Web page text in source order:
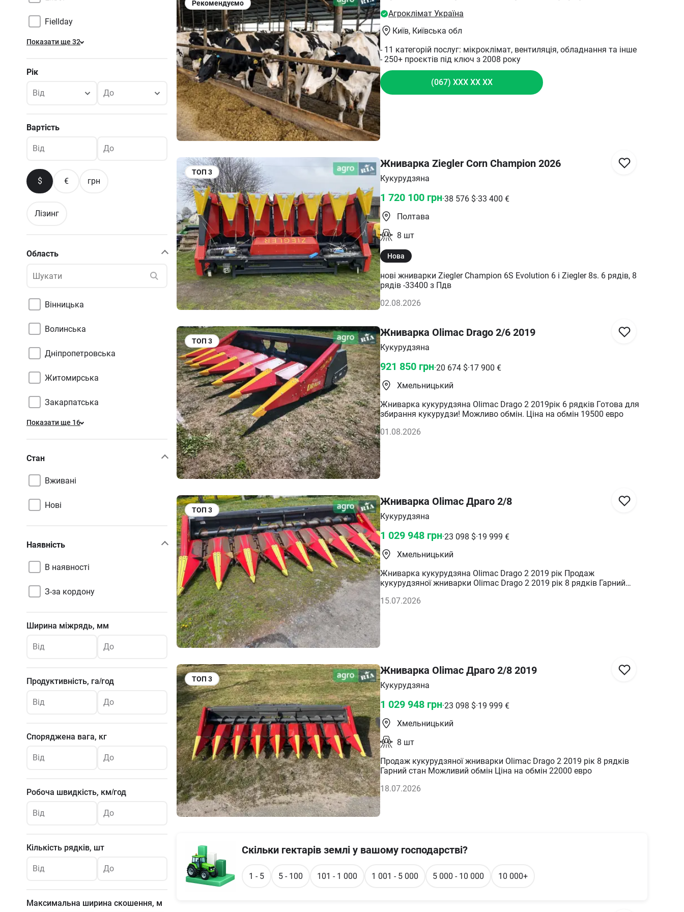
Fiellday
Показати ще 32
Рік
Від До
Вартість
Від До
$ € грн
Лізинг
Область
Вінницька
Волинська
Дніпропетровська
Житомирська
Закарпатська
Показати ще 16
Стан
Вживані
Нові
Наявність
В наявності
З-за кордону
Ширина міжрядь, мм
Від До
Продуктивність, га/год
Від До
Споряджена вага, кг
Від До
Робоча швидкість, км/год
Від До
Кількість рядків, шт
Від До
Максимальна ширина скошення, м
поля Італійська якість - точність збірки й надійні матеріали
Жниварка використовувалась тільки 2 сезони, В 2021 та 2025 році.
зв*язку з відсутністю стабільного водопостачання в регіоні
ТОП 3
Жниварка Ziegler Corn Champion 2026
Кукурудзяна
1 720 100 грн·38 576 $·33 400 €
Полтава
8 шт
Нова
нові жниварки Ziegler Champion 6S Evolution 6 і Ziegler 8s. 6 рядів, 8
рядів -33400 з Пдв
02.08.2026
ТОП 3
Жниварка Olimac Drago 2/6 2019
Кукурудзяна
921 850 грн·20 674 $·17 900 €
Хмельницький
Жниварка кукурудзяна Olimac Drago 2 2019рік 6 рядків Готова для
збирання кукурудзи! Можливо обмін. Ціна на обмін 19500 евро
01.08.2026
ТОП 3
Жниварка Olimac Драго 2/8
Кукурудзяна
1 029 948 грн·23 098 $·19 999 €
Хмельницький
Жниварка кукурудзяна Olimac Drago 2 2019 рік Продаж
кукурудзяної жниварки Olimac Drago 2 2019 рік 8 рядків Гарний
15.07.2026
ТОП 3
Жниварка Olimac Драго 2/8 2019
Кукурудзяна
1 029 948 грн·23 098 $·19 999 €
Хмельницький
8 шт
Продаж кукурудзяної жниварки Olimac Drago 2 2019 рік 8 рядків
Гарний стан Можливий обмін Ціна на обмін 22000 евро
18.07.2026
Рекомендуємо
Агроклімат Україна
Київ, Київська обл
- 11 категорій послуг: мікроклімат, вентиляція, обладнання та інше
- 250+ проєктів під ключ з 2008 року
(067) XXX XX XX
Скільки гектарів землі у вашому господарстві?
1 - 5 5 - 100 101 - 1 000 1 001 - 5 000 5 000 - 10 000 10 000+